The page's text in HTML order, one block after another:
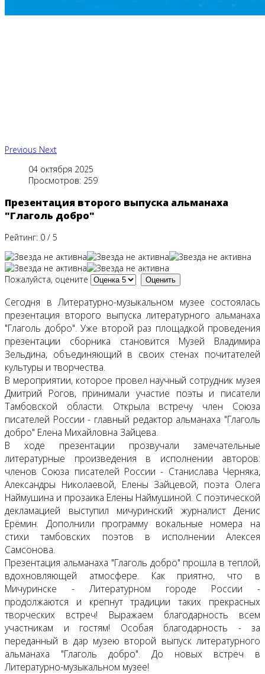
Previous Next
04 октября 2025
Просмотров: 259
Презентация второго выпуска альманаха
"Глаголь добро"
Рейтинг: 0 / 5
Пожалуйста, оцените
Сегодня в Литературно-музыкальном музее состоялась
презентация второго выпуска литературного альманаха
"Глаголь добро". Уже второй раз площадкой проведения
презентации сборника становится Музей Владимира
Зельдина, объединяющий в своих стенах почитателей
культуры и творчества.
В мероприятии, которое провел научный сотрудник музея
Дмитрий Рогов, принимали участие поэты и писатели
Тамбовской области. Открыла встречу член Союза
писателей России - главный редактор альманаха "Глаголь
добро" Елена Михайловна Зайцева.
В ходе презентации прозвучали замечательные
литературные произведения в исполнении авторов:
членов Союза писателей России - Станислава Черняка,
Александры Николаевой, Елены Зайцевой, поэта Олега
Наймушина и прозаика Елены Наймушиной. С поэтической
декламацией выступил мичуринский журналист Денис
Ерёмин. Дополнили программу вокальные номера на
стихи тамбовских поэтов в исполнении Алексея
Самсонова.
Презентация альманаха "Глаголь добро" прошла в теплой,
вдохновляющей атмосфере. Как приятно, что в
Мичуринске - Литературном городе России -
продолжаются и крепнут традиции таких прекрасных
творческих встреч! Выражаем благодарность всем
участникам и гостям! Особая благодарность - за
переданный в дар музею второй выпуск литературного
альманаха "Глаголь добро". До новых встреч в
Литературно-музыкальном музее!